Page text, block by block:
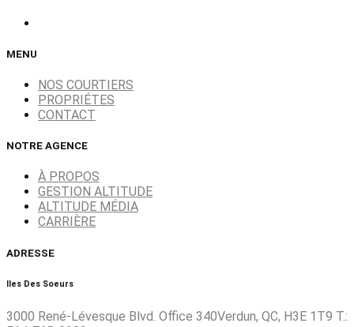
MENU
NOS COURTIERS
PROPRIÉTES
CONTACT
NOTRE AGENCE
À PROPOS
GESTION ALTITUDE
ALTITUDE MÉDIA
CARRIÈRE
ADRESSE
Iles Des Soeurs
3000 René-Lévesque Blvd. Office 340Verdun, QC, H3E 1T9 T.: